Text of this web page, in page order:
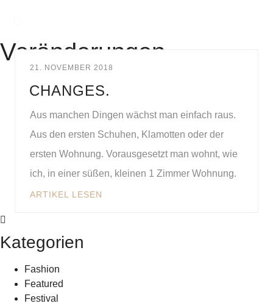
Veränderungen
21. NOVEMBER 2018
CHANGES.
Aus manchen Dingen wächst man einfach raus.
Aus den ersten Schuhen, Klamotten oder der
ersten Wohnung. Vorausgesetzt man wohnt, wie
ich, in einer süßen, kleinen 1 Zimmer Wohnung.
ARTIKEL LESEN
Kategorien
Fashion
Featured
Festival